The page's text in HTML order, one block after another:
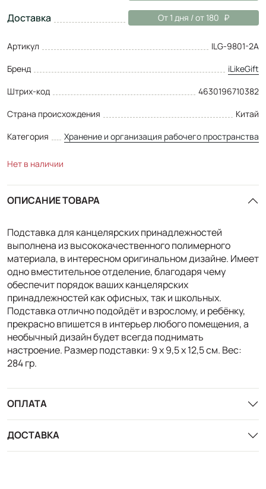
Доставка От 1 дня / от 180
Артикул
ILG-9801-2A
Бренд
iLikeGift
Штрих-код
4630196710382
Страна происхождения
Китай
Категория
Хранение и организация рабочего пространства
Нет в наличии
ОПИСАНИЕ ТОВАРА
Подставка для канцелярских принадлежностей
выполнена из высококачественного полимерного
материала, в интересном оригинальном дизайне. Имеет
одно вместительное отделение, благодаря чему
обеспечит порядок ваших канцелярских
принадлежностей как офисных, так и школьных.
Подставка отлично подойдёт и взрослому, и ребёнку,
прекрасно впишется в интерьер любого помещения, а
необычный дизайн будет всегда поднимать
настроение. Размер подставки: 9 х 9,5 х 12,5 см. Вес:
284 гр.
ОПЛАТА
ДОСТАВКА